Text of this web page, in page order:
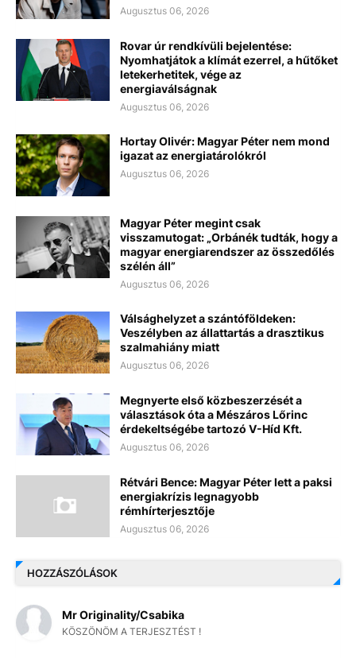
Augusztus 06, 2026
Rovar úr rendkívüli bejelentése:
Nyomhatjátok a klímát ezerrel, a hűtőket
letekerhetitek, vége az
energiaválságnak
Augusztus 06, 2026
Hortay Olivér: Magyar Péter nem mond
igazat az energiatárolókról
Augusztus 06, 2026
Magyar Péter megint csak
visszamutogat: „Orbánék tudták, hogy a
magyar energiarendszer az összedőlés
szélén áll”
Augusztus 06, 2026
Válsághelyzet a szántóföldeken:
Veszélyben az állattartás a drasztikus
szalmahiány miatt
Augusztus 06, 2026
Megnyerte első közbeszerzését a
választások óta a Mészáros Lőrinc
érdekeltségébe tartozó V-Híd Kft.
Augusztus 06, 2026
Rétvári Bence: Magyar Péter lett a paksi
energiakrízis legnagyobb
rémhírterjesztője
Augusztus 06, 2026
HOZZÁSZÓLÁSOK
Mr Originality/Csabika
KÖSZÖNÖM A TERJESZTÉST !